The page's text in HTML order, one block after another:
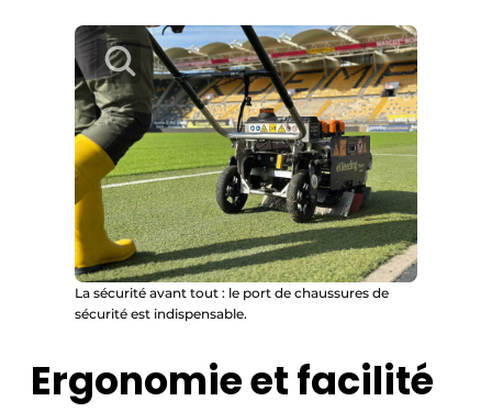
La sécurité avant tout : le port de chaussures de
sécurité est indispensable.
Ergonomie et facilité